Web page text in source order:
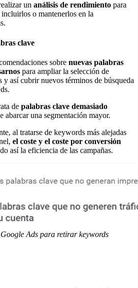
un análisis de rendimiento para
o mantenerlos en la
clave
sobre nuevas palabras
para ampliar la selección de
y así cubrir nuevos términos de búsqueda
de palabras clave demasiado
abarcar una segmentación mayor.
al tratarse de keywords más alejadas
el coste y el coste por conversión
así la eficiencia de las campañas.
Ads para retirar keywords